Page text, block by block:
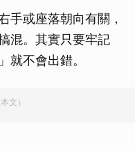
手或座落朝向有關，
混。其實只要牢記
就不會出錯。
文）